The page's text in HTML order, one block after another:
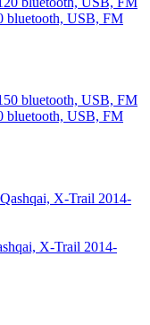
bluetooth, USB, FM
bluetooth, USB, FM
X-Trail 2014-